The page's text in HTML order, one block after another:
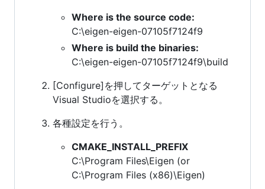
Where is the source code:
C:\eigen-eigen-07105f7124f9
Where is build the binaries:
C:\eigen-eigen-07105f7124f9\build
[Configure]を押してターゲットとなる
Visual Studioを選択する。
各種設定を行う。
CMAKE_INSTALL_PREFIX
C:\Program Files\Eigen (or
C:\Program Files (x86)\Eigen)